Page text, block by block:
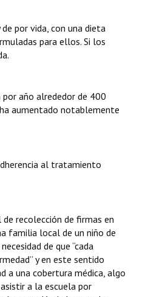
por vida, con una dieta
para ellos. Si los
año alrededor de 400
aumentado notablemente
al tratamiento
recolección de firmas en
familia local de un niño de
de que “cada
y en este sentido
a una cobertura médica, algo
a la escuela por